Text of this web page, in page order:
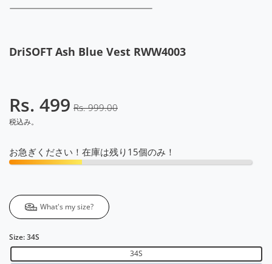
DriSOFT Ash Blue Vest RWW4003
Rs. 499 Rs. 999.00
税込み。
お急ぎください！在庫は残り15個のみ！
What's my size?
Size:34S
34S